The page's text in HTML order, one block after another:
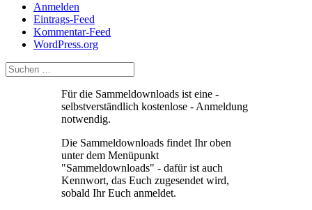
Anmelden
Eintrags-Feed
Kommentar-Feed
WordPress.org
Für die Sammeldownloads ist eine -
selbstverständlich kostenlose - Anmeldung
notwendig.
Die Sammeldownloads findet Ihr oben
unter dem Menüpunkt
"Sammeldownloads" - dafür ist auch
Kennwort, das Euch zugesendet wird,
sobald Ihr Euch anmeldet.